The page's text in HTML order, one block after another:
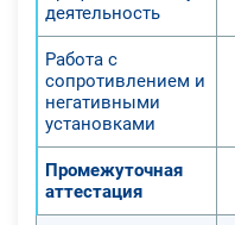
деятельность
Работа с
сопротивлением и
негативными
установками
Промежуточная
аттестация